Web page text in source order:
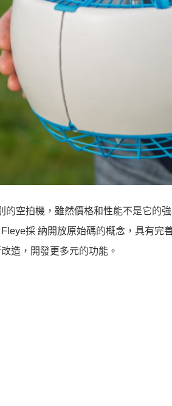
的空拍機，雖然價格和性能不是它的
採 納開放原始碼的概念，具有完
造，開發更多元的功能。